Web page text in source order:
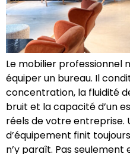
Le mobilier professionnel
équiper un bureau. Il
concentration, la fluidité
bruit et la capacité d’un
réels de votre entreprise.
d’équipement finit
n’y paraît. Pas seulement